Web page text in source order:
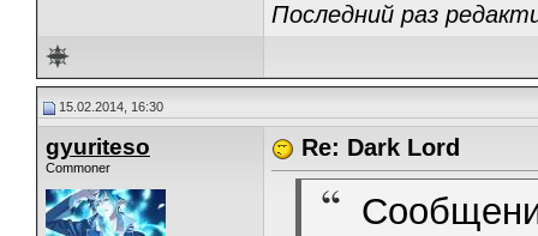
Последний раз
15.02.2014, 16:30
gyuriteso
Commoner
Re: Dark Lord